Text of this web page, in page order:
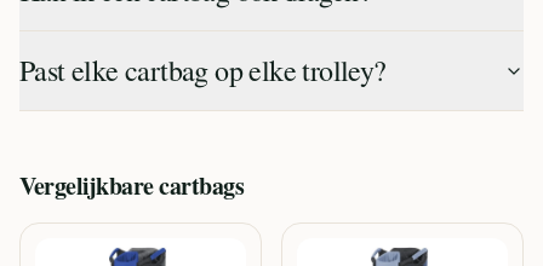
Past elke cartbag op elke trolley?
Vergelijkbarecartbags